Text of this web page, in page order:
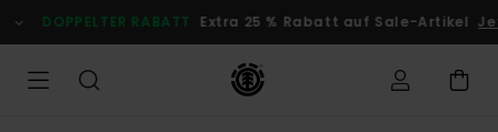
zur
Produktinformation
DOPPELTER RABATT Extra 25 % Rabatt auf Sale-Artikel Jetzt